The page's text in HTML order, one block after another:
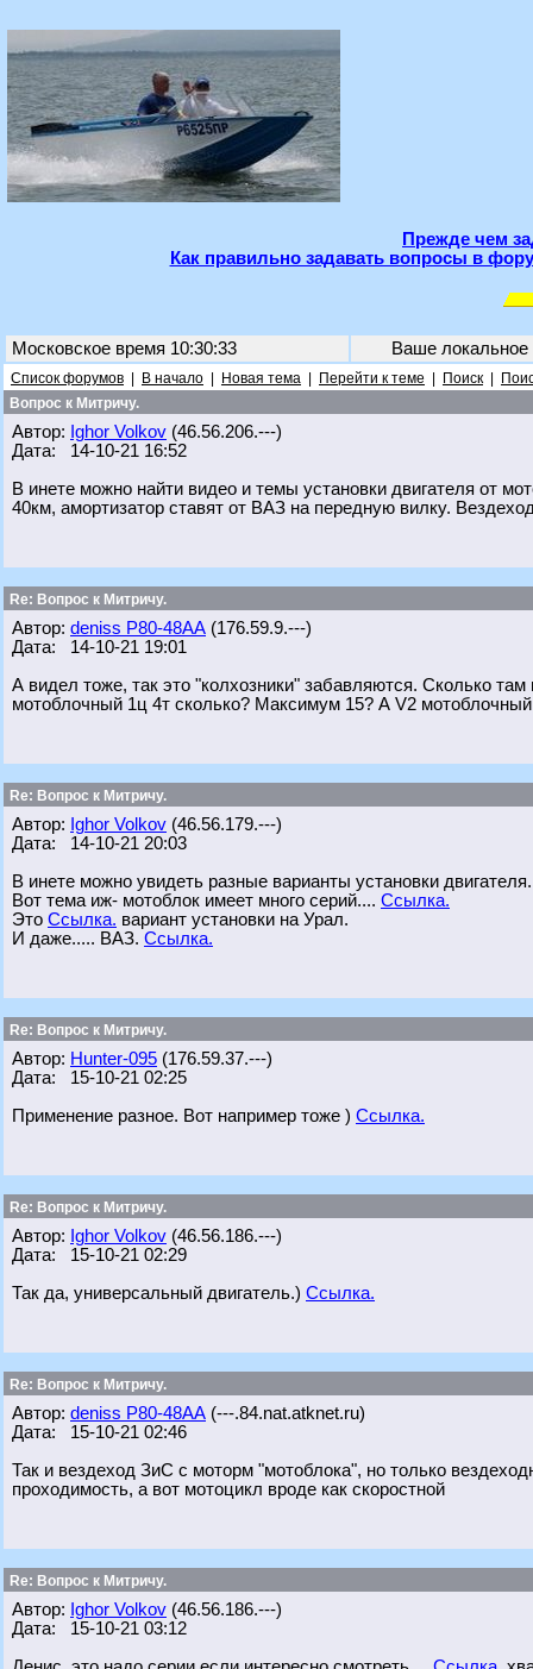
Прежде чем
Как правильно задавать вопросы в
Московское время 10:30:33 Ваше
Список форумов В начало Новая тема Перейти к теме Поиск
Вопрос к Митричу.
Автор: Ighor Volkov (46.56.206.---)
Дата: 14-10-21 16:52
В инете можно найти видео и темы установки двигателя от
40км, амортизатор ставят от ВАЗ на передную вилку.
Re: Вопрос к Митричу.
Автор: deniss Р80-48АА (176.59.9.---)
Дата: 14-10-21 19:01
А видел тоже, так это "колхозники" забавляются. Сколько
мотоблочный 1ц 4т сколько? Максимум 15? А V2
Re: Вопрос к Митричу.
Автор: Ighor Volkov (46.56.179.---)
Дата: 14-10-21 20:03
В инете можно увидеть разные варианты установки двигателя.
Вот тема иж- мотоблок имеет много серий.... Ссылка.
Это Ссылка. вариант установки на Урал.
И даже..... ВАЗ. Ссылка.
Re: Вопрос к Митричу.
Автор: Hunter-095 (176.59.37.---)
Дата: 15-10-21 02:25
Применение разное. Вот например тоже ) Ссылка.
Re: Вопрос к Митричу.
Автор: Ighor Volkov (46.56.186.---)
Дата: 15-10-21 02:29
Так да, универсальный двигатель.) Ссылка.
Re: Вопрос к Митричу.
Автор: deniss Р80-48АА (---.84.nat.atknet.ru)
Дата: 15-10-21 02:46
Так и вездеход ЗиС с моторм "мотоблока", но только
проходимость, а вот мотоцикл вроде как скоростной
Re: Вопрос к Митричу.
Автор: Ighor Volkov (46.56.186.---)
Дата: 15-10-21 03:12